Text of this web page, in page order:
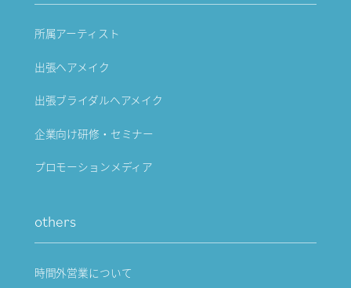
所属アーティスト
出張ヘアメイク
出張ブライダルヘアメイク
企業向け研修・セミナー
プロモーションメディア
others
時間外営業について